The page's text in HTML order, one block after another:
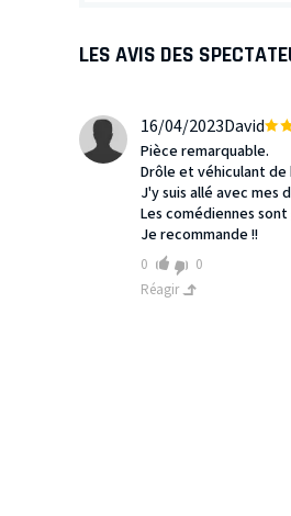
LES AVIS DES
16/04/2023David
Pièce remarquable.
Drôle et véhiculant de
J'y suis allé avec mes
Les comédiennes
Je recommande !!
0
0
Réagir